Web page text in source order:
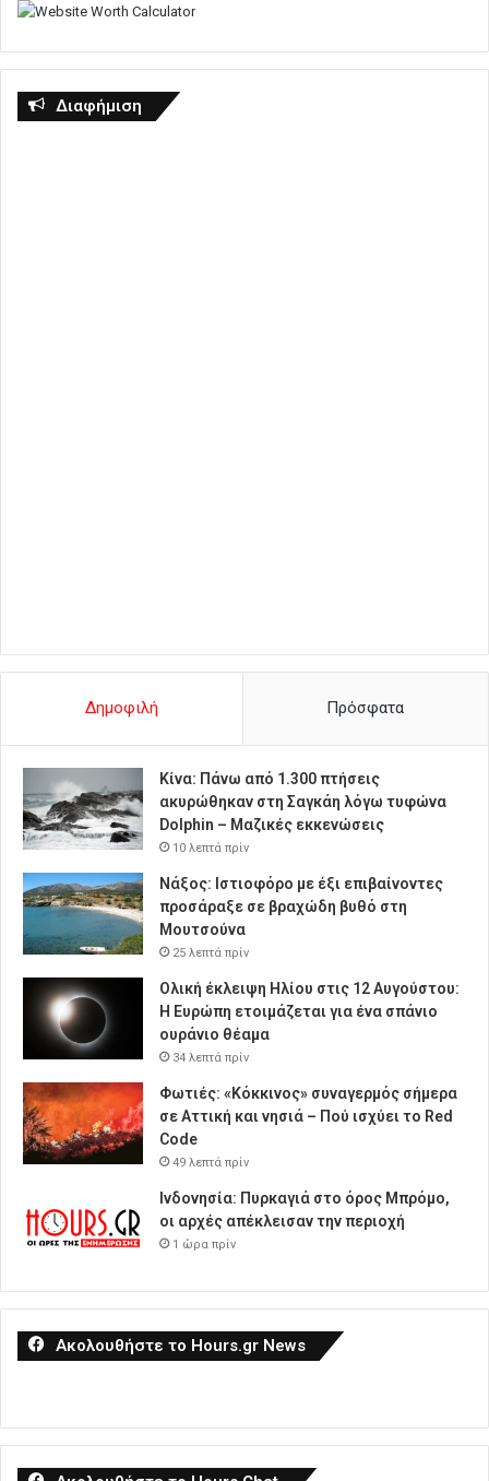
Διαφήμιση
Δημοφιλή Πρόσφατα
Κίνα: Πάνω από 1.300 πτήσεις
ακυρώθηκαν στη Σαγκάη λόγω τυφώνα
Dolphin – Μαζικές εκκενώσεις
10 λεπτά πρίν
Νάξος: Ιστιοφόρο με έξι επιβαίνοντες
προσάραξε σε βραχώδη βυθό στη
Μουτσούνα
25 λεπτά πρίν
Ολική έκλειψη Ηλίου στις 12 Αυγούστου:
Η Ευρώπη ετοιμάζεται για ένα σπάνιο
ουράνιο θέαμα
34 λεπτά πρίν
Φωτιές: «Κόκκινος» συναγερμός σήμερα
σε Αττική και νησιά – Πού ισχύει το Red
Code
49 λεπτά πρίν
Ινδονησία: Πυρκαγιά στο όρος Μπρόμο,
οι αρχές απέκλεισαν την περιοχή
1 ώρα πρίν
Ακολουθήστε το Hours.gr News